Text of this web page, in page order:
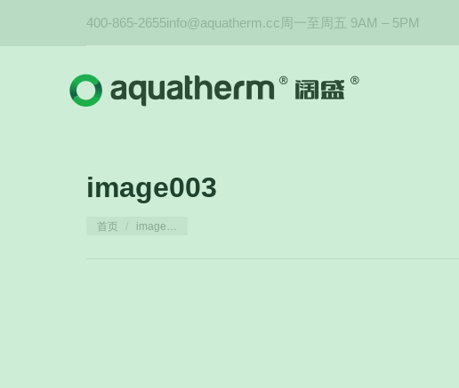
400-865-2655info@aquatherm.cc 周一至周五 9AM – 5PM
image003
您在这里：
首页 image…